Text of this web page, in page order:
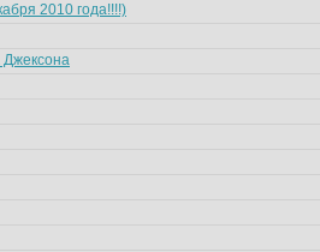
2010 года!!!!)